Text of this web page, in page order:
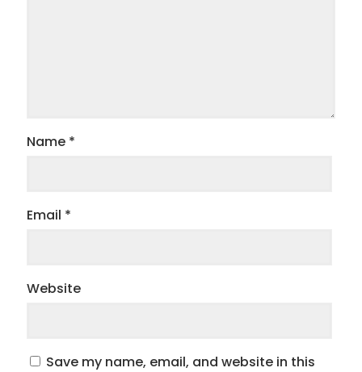
Name *
Email *
Website
Save my name, email, and website in this